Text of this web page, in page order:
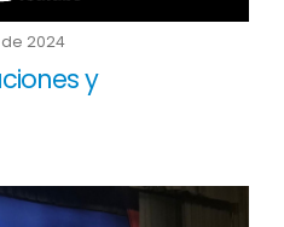
2024
y